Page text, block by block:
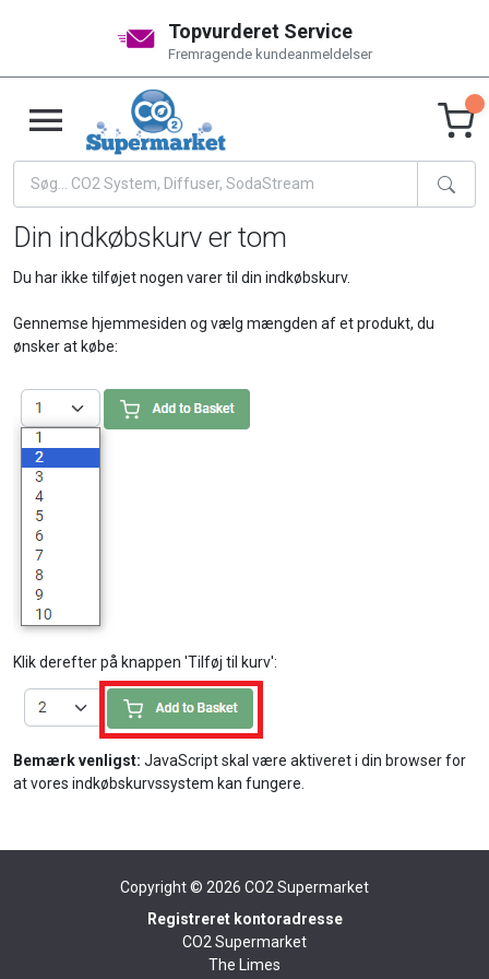
Topvurderet Service
Fremragende kundeanmeldelser
Din indkøbskurv er tom
Du har ikke tilføjet nogen varer til din indkøbskurv.
Gennemse hjemmesiden og vælg mængden af et produkt, du
ønsker at købe:
Klik derefter på knappen 'Tilføj til kurv':
Bemærk venligst: JavaScript skal være aktiveret i din browser for
at vores indkøbskurvssystem kan fungere.
Copyright © 2026 CO2 Supermarket
Registreret kontoradresse
CO2 Supermarket
The Limes